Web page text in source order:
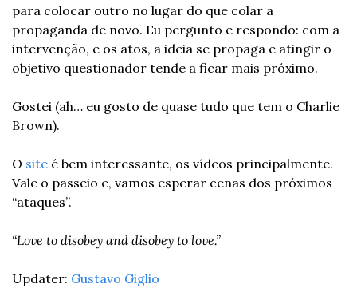
para colocar outro no lugar do que colar a
propaganda de novo. Eu pergunto e respondo: com a
intervenção, e os atos, a ideia se propaga e atingir o
objetivo questionador tende a ficar mais próximo.
Gostei (ah… eu gosto de quase tudo que tem o Charlie
Brown).
O site é bem interessante, os vídeos principalmente.
Vale o passeio e, vamos esperar cenas dos próximos
“ataques”.
“Love to disobey and disobey to love.”
Updater: Gustavo Giglio